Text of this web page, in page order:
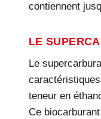
contiennent
LE
Le
teneur en
Ce